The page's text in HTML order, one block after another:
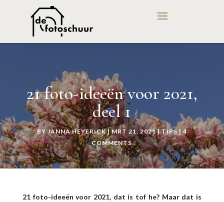
21 foto-ideeën voor 2021,
deel 1
BYJANNA HEYERICK|MRT 21, 2021|TIPS|4
COMMENTS
21 foto-ideeën voor 2021, dat is tof he? Maar dat is